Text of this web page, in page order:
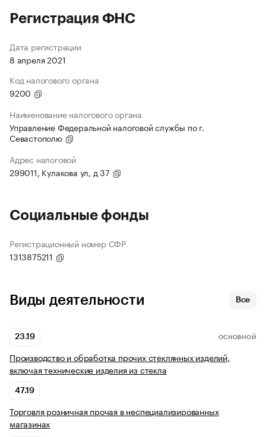
Регистрация ФНС
Дата регистрации
8 апреля 2021
Код налогового органа
9200
Наименование налогового органа
Управление Федеральной налоговой службы по г.
Севастополю
Адрес налоговой
299011, Кулакова ул, д 37
Социальные фонды
Регистрационный номер СФР
1313875211
Виды деятельности Все
23.19 ОСНОВНОЙ
Производство и обработка прочих стеклянных изделий,
включая технические изделия из стекла
47.19
Торговля розничная прочая в неспециализированных
магазинах